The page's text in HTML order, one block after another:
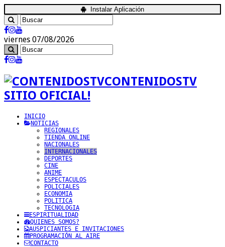
Instalar Aplicación
viernes 07/08/2026
CONTENIDOSTV
SITIO OFICIAL!
INICIO
NOTICIAS
REGIONALES
TIENDA ONLINE
NACIONALES
INTERNACIONALES
DEPORTES
CINE
ANIME
ESPECTACULOS
POLICIALES
ECONOMIA
POLITICA
TECNOLOGIA
ESPIRITUALIDAD
QUIENES SOMOS?
AUSPICIANTES E INVITACIONES
PROGRAMACIÓN AL AIRE
CONTACTO